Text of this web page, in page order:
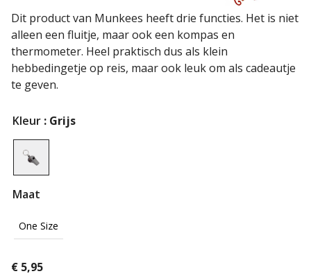
Dit product van Munkees heeft drie functies. Het is niet
alleen een fluitje, maar ook een kompas en
thermometer. Heel praktisch dus als klein
hebbedingetje op reis, maar ook leuk om als cadeautje
te geven.
Kleur : Grijs
Maat
One Size
€ 5,95